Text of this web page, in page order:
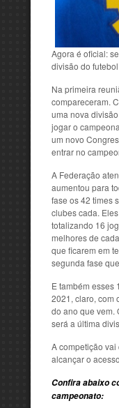
Agora é oficial:
divisão do
Na primeira
compareceram.
uma nova
jogar o
um novo
entrar no
A Federação
aumentou para
fase os 42 times
clubes cada.
totalizando 16
melhores de
que ficarem em
segunda fase
E também esses
2021, claro, com
do ano que vem.
será a última
A competição
alcançar o
Confira abaixo
campeonato: